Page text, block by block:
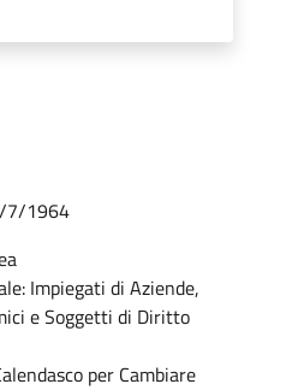
7/1964
Impiegati di Aziende,
e Soggetti di Diritto
per Cambiare